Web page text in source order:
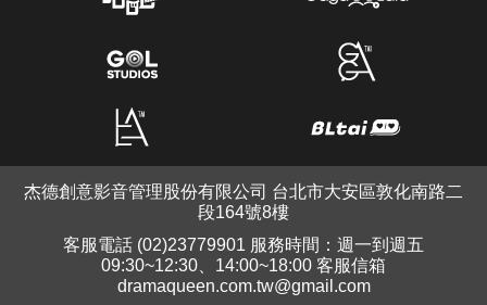
杰德創意影音管理股份有限公司 台北市大安區敦化南路二
段164號8樓
客服電話 (02)23779901 服務時間：週一到週五
09:30~12:30、14:00~18:00 客服信箱
dramaqueen.com.tw@gmail.com